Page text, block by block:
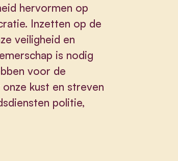
hervormen op
Inzetten op de
veiligheid en
is nodig
voor de
kust en streven
politie,